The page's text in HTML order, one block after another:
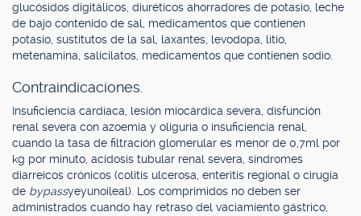
glucósidos digitálicos, diuréticos ahorradores de potasio, leche
de bajo contenido de sal, medicamentos que contienen
potasio, sustitutos de la sal, laxantes, levodopa, litio,
metenamina, salicilatos, medicamentos que contienen sodio.
Contraindicaciones.
Insuficiencia cardíaca, lesión miocárdica severa, disfunción
renal severa con azoemia y oliguria o insuficiencia renal,
cuando la tasa de filtración glomerular es menor de 0,7ml por
kg por minuto, acidosis tubular renal severa, síndromes
diarreicos crónicos (colitis ulcerosa, enteritis regional o cirugía
de bypassyeyunoileal). Los comprimidos no deben ser
administrados cuando hay retraso del vaciamiento gástrico,